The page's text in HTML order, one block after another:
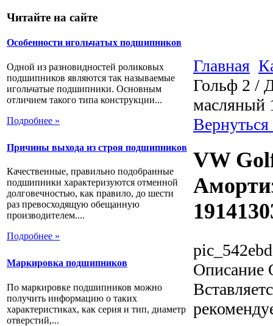
Читайте на сайте
Особенности игольчатых подшипников
Одной из разновидностей роликовых
подшипников являются так называемые
игольчатые подшипники. Основным
отличием такого типа конструкции...
Подробнее »
Причины выхода из строя подшипников
Качественные, правильно подобранные
подшипники характеризуются отменной
долговечностью, как правило, до шести
раз превосходящую обещанную
производителем....
Подробнее »
Маркировка подшипников
По маркировке подшипников можно
получить информацию о таких
характеристиках, как серия и тип, диаметр
отверстий,...
Главная
Гольф 2 /
масляный
VW
Описание